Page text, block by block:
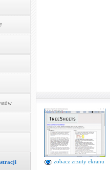
zobacz zrzuty ekranu